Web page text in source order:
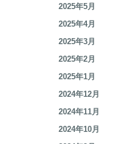
2025年7月
2025年6月
2025年5月
2025年4月
2025年3月
2025年2月
2025年1月
2024年12月